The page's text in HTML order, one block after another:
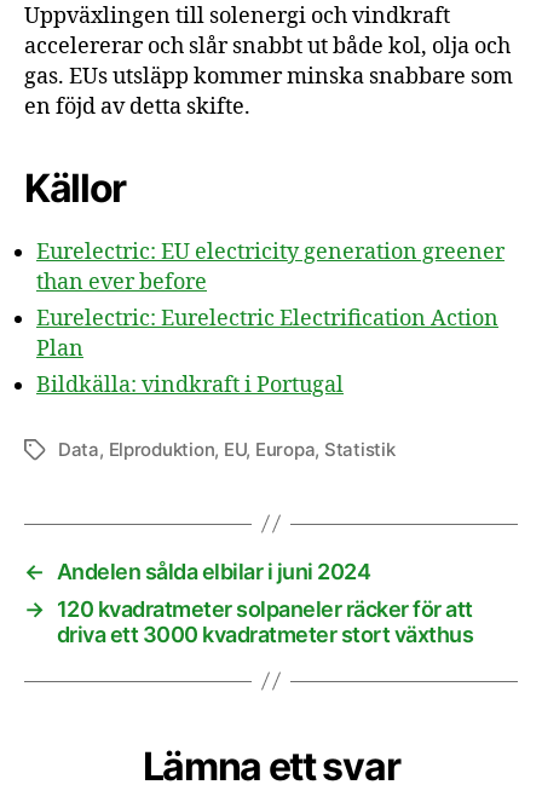
Uppväxlingen till solenergi och vindkraft
accelererar och slår snabbt ut både kol, olja och
gas. EUs utsläpp kommer minska snabbare som
en föjd av detta skifte.
Källor
Eurelectric: EU electricity generation greener
than ever before
Eurelectric: Eurelectric Electrification Action
Plan
Bildkälla: vindkraft i Portugal
Etiketter
Data, Elproduktion, EU, Europa, Statistik
←
Andelen sålda elbilar i juni 2024
→ 120 kvadratmeter solpaneler räcker för att
driva ett 3000 kvadratmeter stort växthus
Lämna ett svar